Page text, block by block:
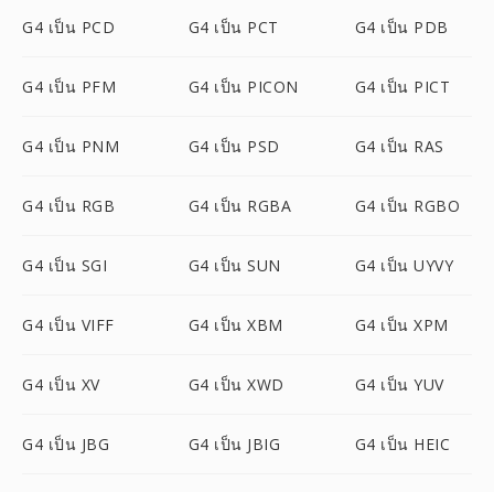
G4 เป็น PCD G4 เป็น PCT G4 เป็น PDB
G4 เป็น PFM G4 เป็น PICON G4 เป็น PICT
G4 เป็น PNM G4 เป็น PSD G4 เป็น RAS
G4 เป็น RGB G4 เป็น RGBA G4 เป็น RGBO
G4 เป็น SGI G4 เป็น SUN G4 เป็น UYVY
G4 เป็น VIFF G4 เป็น XBM G4 เป็น XPM
G4 เป็น XV G4 เป็น XWD G4 เป็น YUV
G4 เป็น JBG G4 เป็น JBIG G4 เป็น HEIC